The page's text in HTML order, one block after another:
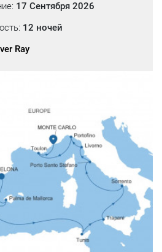
17 Сентября 2026
12 ночей
Ray